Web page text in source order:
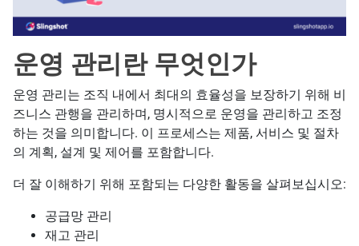
운영 관리란 무엇인가
운영 관리는 조직 내에서 최대의 효율성을 보장하기 위해 비
즈니스 관행을 관리하며, 명시적으로 운영을 관리하고 조정
하는 것을 의미합니다. 이 프로세스는 제품, 서비스 및 절차
의 계획, 설계 및 제어를 포함합니다.
더 잘 이해하기 위해 포함되는 다양한 활동을 살펴보십시오:
공급망 관리
재고 관리